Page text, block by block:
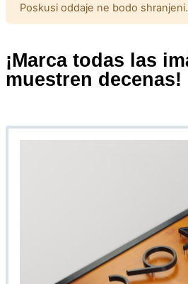
Poskusi oddaje ne bodo shranjeni.